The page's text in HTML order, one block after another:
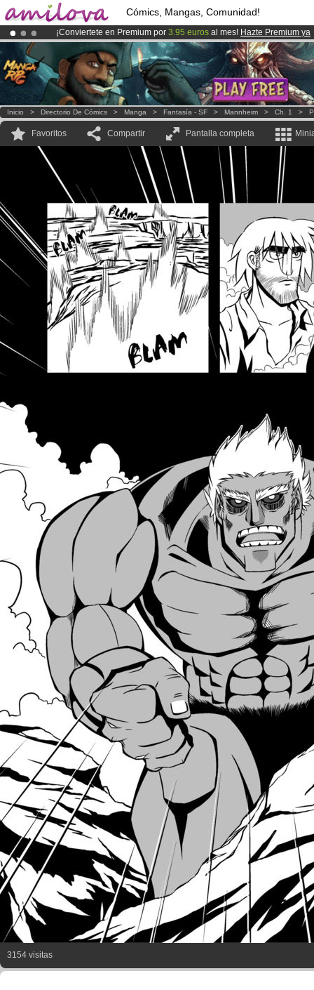
Cómics, Mangas, Comunidad!
¡Conviertete en Premium por 3.95 euros al mes! Hazte Premium ya
¡Ya tenemos 100000miembrosy 1000Cómics y Mangas!.
El Kickstarter Amilova está desormado lanzado!.
Inicio > Directorio De Cómics > Manga > Fantasía - SF > Mannheim > Ch. 1 >
Favoritos Compartir Pantalla completa
3154 visitas